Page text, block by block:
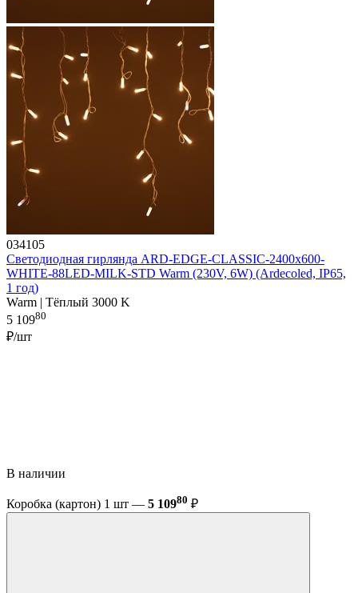
034105
Светодиодная гирлянда ARD-EDGE-CLASSIC-2400x600-
WHITE-88LED-MILK-STD Warm (230V, 6W) (Ardecoled, IP65,
1 год)
Warm | Тёплый 3000 K
5 10980
₽/шт
В наличии
Коробка (картон) 1 шт — 5 10980 ₽